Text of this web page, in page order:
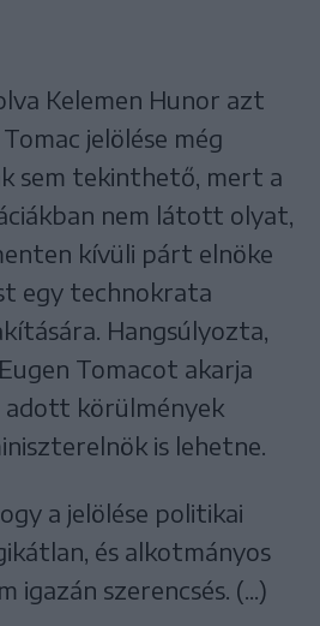
Kelemen Hunor azt
jelölése még
sem tekinthető, mert a
nem látott olyat,
kívüli párt elnöke
egy technokrata
Hangsúlyozta,
Tomacot akarja
adott körülmények
is lehetne.
a jelölése politikai
és alkotmányos
igazán szerencsés. (...)